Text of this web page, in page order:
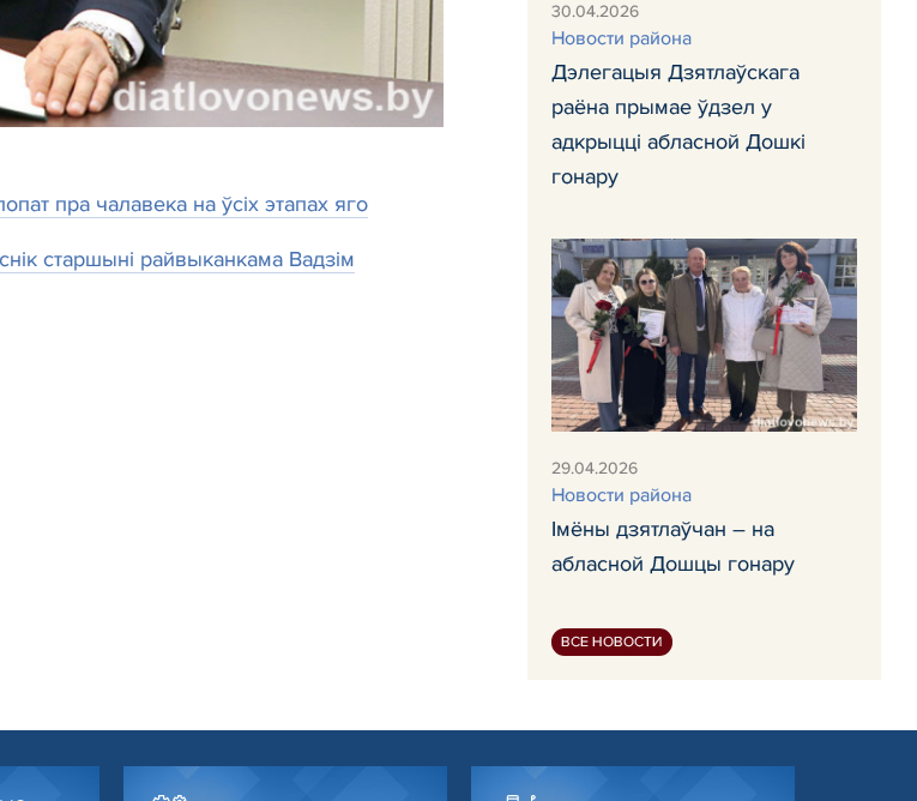
пра чалавека на ўсіх этапах яго
старшыні райвыканкама Вадзім
30.04.2026
Новости района
Дэлегацыя Дзятлаўскага
раёна прымае ўдзел у
адкрыцці абласной Дошкі
гонару
29.04.2026
Новости района
Імёны дзятлаўчан – на
абласной Дошцы гонару
ВСЕ НОВОСТИ